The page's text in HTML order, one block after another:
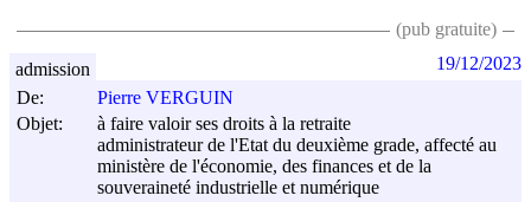
(pub gratuite)
De:
Pierre VERGUIN
Objet:
à faire valoir ses droits à la retraite
administrateur de l'Etat du deuxième grade, affecté au
ministère de l'économie, des finances et de la
souveraineté industrielle et numérique
admission 19/12/2023